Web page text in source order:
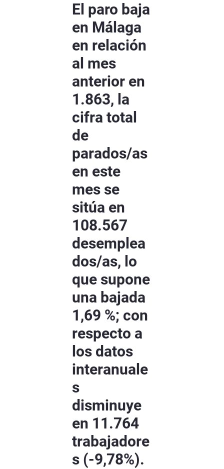
El paro baja
en Málaga
en relación
al mes
anterior en
1.863, la
cifra total
de
parados/as
en este
mes se
sitúa en
108.567
desemplea
dos/as, lo
que supone
una bajada
1,69 %; con
respecto a
los datos
interanuale
s
disminuye
en 11.764
trabajadore
s (-9,78%).